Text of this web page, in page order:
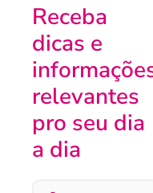
Receba
dicas e
relevantes
pro seu dia
a dia